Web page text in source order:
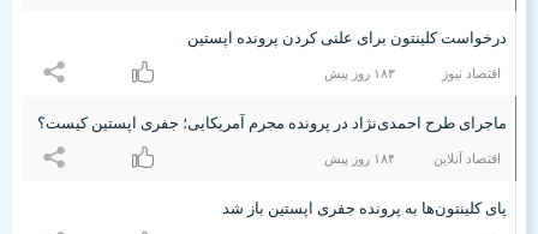
درخواست کلینتون برای علنی کردن پرونده اپستین
اقتصاد نیوز ۱۸٣ روز پیش
ماجرای طرح احمدی‌نژاد در پرونده‌ مجرم آمریکایی؛ جفری اپستین کیست؟
اقتصاد آنلاین ۱۸۴ روز پیش
پای کلینتون‌ها به پرونده جفری اپستین باز شد